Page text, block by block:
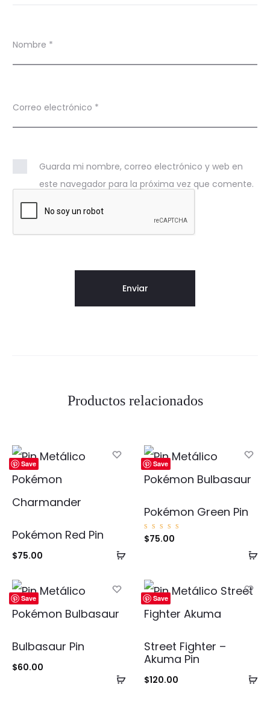
Nombre *
Correo electrónico *
Guarda mi nombre, correo electrónico y web en
este navegador para la próxima vez que comente.
Productos relacionados
Save
Añadir
carrito
Pokémon Red Pin
$75.00
Save
Pokémon Green Pin
Valorad
o con
$75.00
Save
Añadir
Bulbasaur Pin
$60.00
Save
Street Fighter –
Akuma Pin
$120.00